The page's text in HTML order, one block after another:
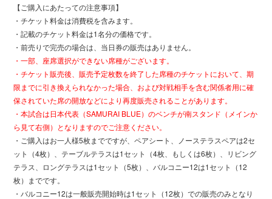
【ご購入にあたっての注意事項】
・チケット料金は消費税を含みます。
・記載のチケット料金は1名分の価格です。
・前売りで完売の場合は、当日券の販売はありません。
・一部、座席選択ができない席種がございます。
・チケット販売後、販売予定枚数を終了した席種のチケットにおいて、期
限までに引き換えられなかった場合、および対戦相手を含む関係者用に確
保されていた席の開放などにより再度販売されることがあります。
・本試合は日本代表（SAMURAI BLUE）のベンチが南スタンド（メインか
ら見て右側）となりますのでご注意ください。
・ご購入はお一人様5枚までですが、ペアシート、ノーステラスペアは2セ
ット（4枚）、テーブルテラスは1セット（4枚、もしくは6枚）、リビング
テラス、ロングテラスは1セット（5枚）、バルコニー12は1セット（12
枚）までです。
・バルコニー12は一般販売開始時は1セット（12枚）での販売のみとなり